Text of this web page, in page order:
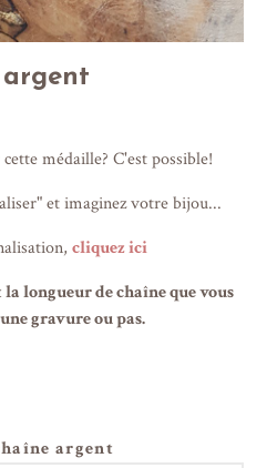
argent
médaille? C'est possible!
et imaginez votre bijou...
cliquez ici
longueur de chaîne que vous
gravure ou pas.
argent